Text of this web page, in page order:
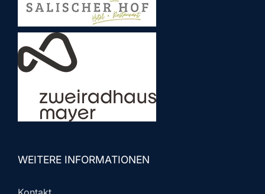
WEITERE INFORMATIONEN